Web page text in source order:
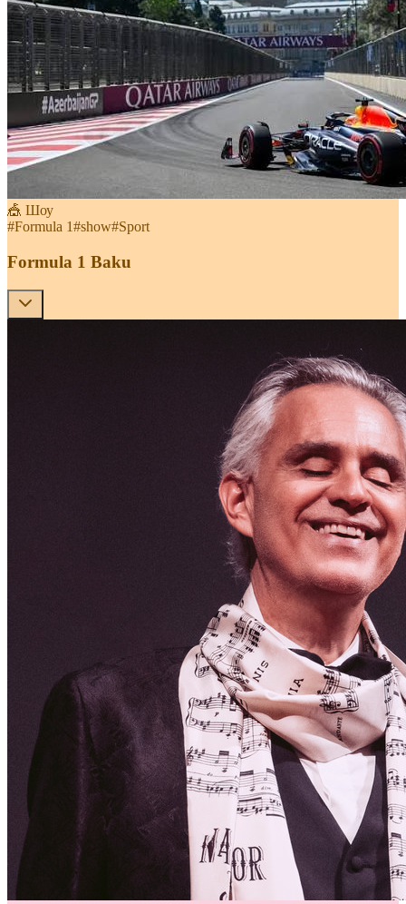
🎪 Шоу
#Formula 1#show#Sport
Formula 1 Baku